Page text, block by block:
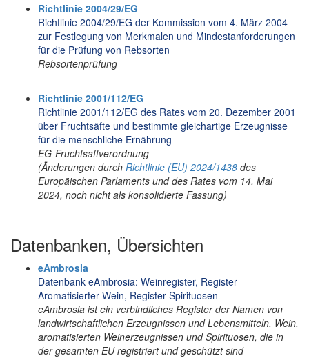
Richtlinie 2004/29/EG
Richtlinie 2004/29/EG der Kommission vom 4. März 2004
zur Festlegung von Merkmalen und Mindestanforderungen
für die Prüfung von Rebsorten
Rebsortenprüfung
Richtlinie 2001/112/EG
Richtlinie 2001/112/EG des Rates vom 20. Dezember 2001
über Fruchtsäfte und bestimmte gleichartige Erzeugnisse
für die menschliche Ernährung
EG-Fruchtsaftverordnung
(Änderungen durch Richtlinie (EU) 2024/1438 des
Europäischen Parlaments und des Rates vom 14. Mai
2024, noch nicht als konsolidierte Fassung)
Datenbanken, Übersichten
eAmbrosia
Datenbank eAmbrosia: Weinregister, Register
Aromatisierter Wein, Register Spirituosen
eAmbrosia ist ein verbindliches Register der Namen von
landwirtschaftlichen Erzeugnissen und Lebensmitteln, Wein,
aromatisierten Weinerzeugnissen und Spirituosen, die in
der gesamten EU registriert und geschützt sind